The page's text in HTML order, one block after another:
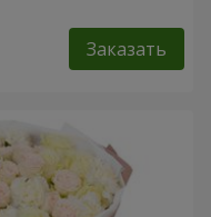
Заказать